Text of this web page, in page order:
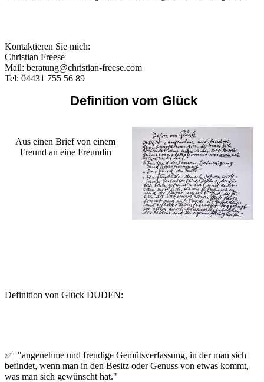
Kontaktieren Sie mich:
Christian Freese
Mail: beratung@christian-freese.com
Tel: 04431 755 56 89
Definition vom Glück
Aus einen Brief von einem
Freund an eine Freundin
Definition von Glück DUDEN:
✅ "angenehme und freudige Gemütsverfassung, in der man sich
befindet, wenn man in den Besitz oder Genuss von etwas kommt,
was man sich gewünscht hat."